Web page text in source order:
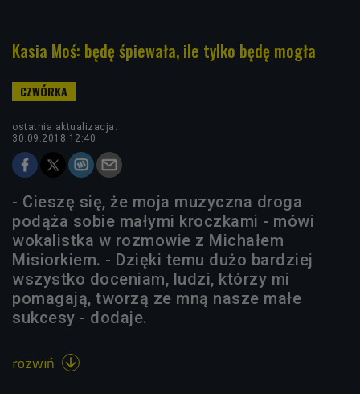
Kasia Moś: będę śpiewała, ile tylko będę mogła
ostatnia aktualizacja:
30.09.2018 12:40
- Cieszę się, że moja muzyczna droga
podąża sobie małymi kroczkami - mówi
wokalistka w rozmowie z Michałem
Misiorkiem. - Dzięki temu dużo bardziej
wszystko doceniam, ludzi, którzy mi
pomagają, tworzą ze mną nasze małe
sukcesy - dodaje.
rozwiń 